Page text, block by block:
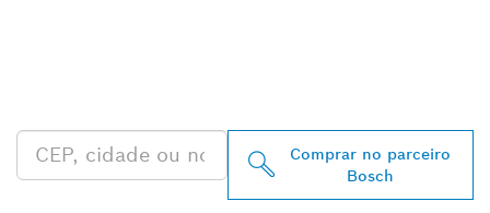
Comprar no parceiro
Bosch